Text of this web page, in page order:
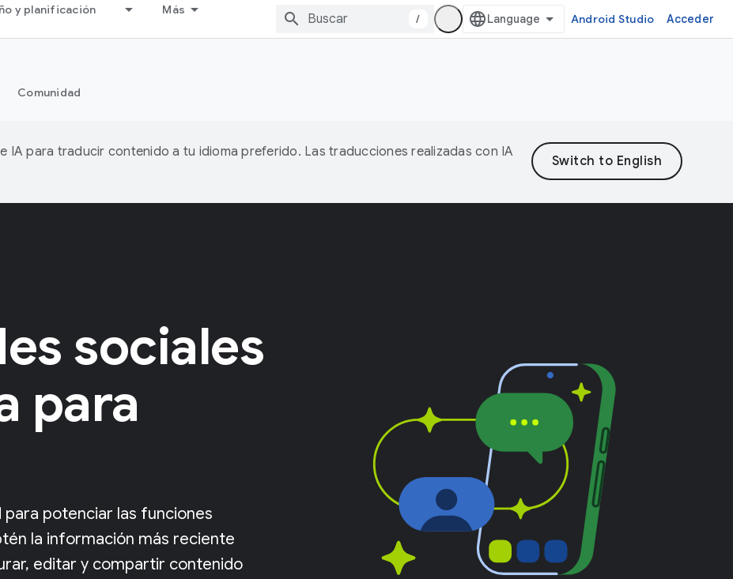
y planificación Más
/ Android Studio Acceder
Comunidad
IA para traducir contenido a tu idioma preferido. Las traducciones realizadas con IA
sociales
para
para potenciar las funciones
la información más reciente
editar y compartir contenido